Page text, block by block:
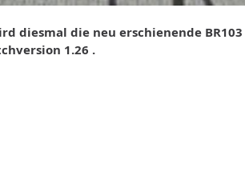
diesmal die neu erschienende BR103
1.26 .